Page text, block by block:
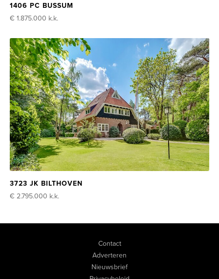
1406 PC BUSSUM
€ 1.875.000 k.k.
3723 JK BILTHOVEN
€ 2.795.000 k.k.
Contact
Adverteren
Nieuwsbrief